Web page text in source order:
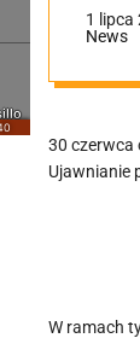
1 lipca
News
30 czerwca
Ujawnianie
W ramach